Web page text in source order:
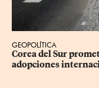
GEOPOLÍTICA
Corea del Sur
adopciones